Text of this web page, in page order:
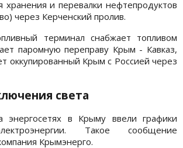
хранения и перевалки нефтепродуктов
через Керченский пролив.
терминал снабжает топливом
паромную переправу Крым - Кавказ,
оккупированный Крым с Россией через
света
энергосетях в Крыму ввели графики
Такое сообщение
Крымэнерго.